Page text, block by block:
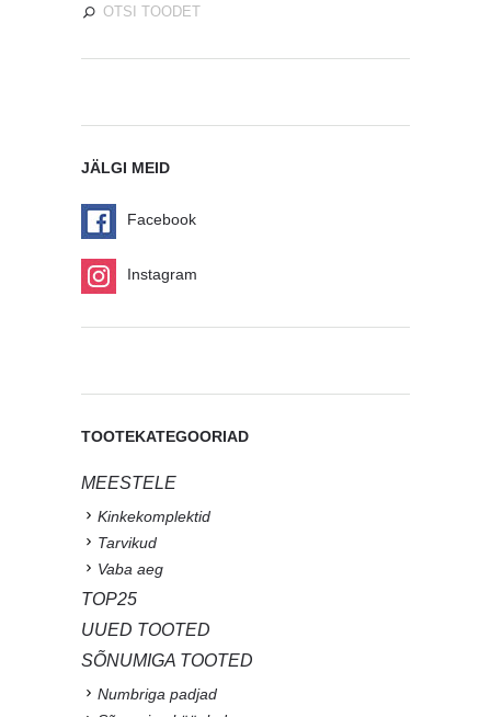
JÄLGI MEID
Facebook
Instagram
TOOTEKATEGOORIAD
MEESTELE
Kinkekomplektid
Tarvikud
Vaba aeg
TOP25
UUED TOOTED
SÕNUMIGA TOOTED
Numbriga padjad